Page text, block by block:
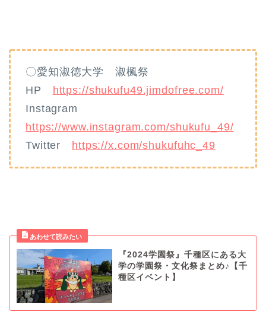
〇愛知淑徳大学 淑楓祭
HP
https://shukufu49.jimdofree.com/
Instagram
https://www.instagram.com/shukufu_49/
Twitter https://x.com/shukufuhc_49
『2024学園祭』千種区にある大
学の学園祭・文化祭まとめ♪【千
種区イベント】